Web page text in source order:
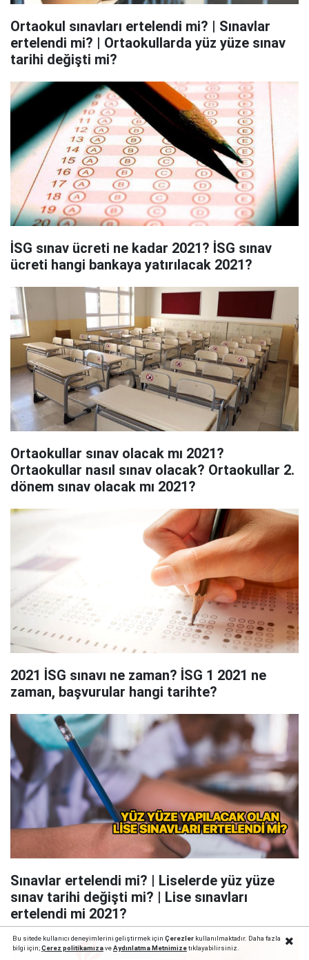
Ortaokul sınavları ertelendi mi? | Sınavlar
ertelendi mi? | Ortaokullarda yüz yüze sınav
tarihi değişti mi?
İSG sınav ücreti ne kadar 2021? İSG sınav
ücreti hangi bankaya yatırılacak 2021?
Ortaokullar sınav olacak mı 2021?
Ortaokullar nasıl sınav olacak? Ortaokullar 2.
dönem sınav olacak mı 2021?
2021 İSG sınavı ne zaman? İSG 1 2021 ne
zaman, başvurular hangi tarihte?
Sınavlar ertelendi mi? | Liselerde yüz yüze
sınav tarihi değişti mi? | Lise sınavları
ertelendi mi 2021?
Bu sitede kullanıcı deneyimlerini geliştirmek için Çerezlerkullanılmaktadır. Daha fazla
bilgi için;Çerez politikamızaveAydınlatma Metnimizetıklayabilirsiniz.